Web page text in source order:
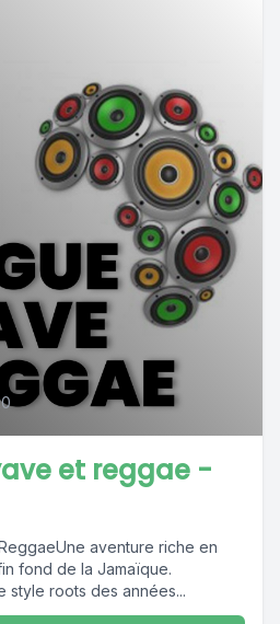
et reggae -
aventure riche en
fond de la Jamaïque.
style roots des années...